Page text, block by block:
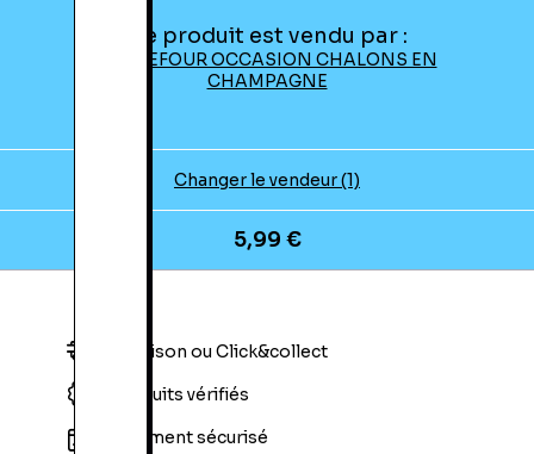
Ce produit est vendu par :
CARREFOUR OCCASION CHALONS EN
CHAMPAGNE
Changer le vendeur (1)
5,99 €
Livraison ou Click&collect
Produits vérifiés
Paiement sécurisé